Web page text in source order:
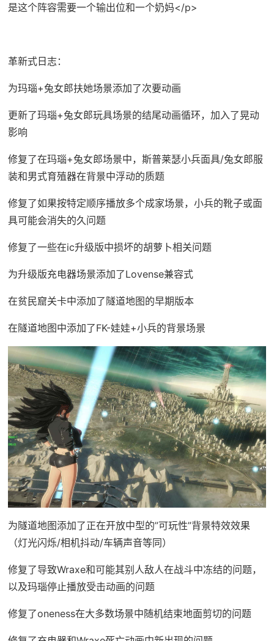
是这个阵容需要一个输出位和一个奶妈</p>
革新式日志：
为玛瑙+兔女郎扶她场景添加了次要动画
更新了玛瑙+兔女郎玩具场景的结尾动画循环，加入了晃动
影响
修复了在玛瑙+兔女郎场景中，斯普莱瑟小兵面具/兔女郎服
装和男式育殖器在背景中浮动的质题
修复了如果按特定顺序播放多个成家场景，小兵的靴子或面
具可能会消失的久问题
修复了一些在ic升级版中损坏的胡萝卜相关问题
为升级版充电器场景添加了Lovense兼容式
在贫民窟关卡中添加了隧道地图的早期版本
在隧道地图中添加了FK-娃娃+小兵的背景场景
为隧道地图添加了正在开放中型的”可玩性”背景特效效果
（灯光闪烁/相机抖动/车辆声音等同）
修复了导致Wraxe和可能其别人敌人在战斗中冻结的问题，
以及玛瑙停止播放受击动画的问题
修复了oneness在大多数场景中随机结束地面剪切的问题